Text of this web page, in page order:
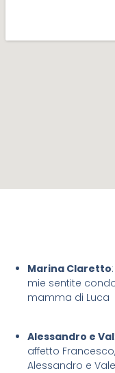
Marina Claretto
mie sentite
mamma di Luca
Alessandro e
affetto
Alessandro e